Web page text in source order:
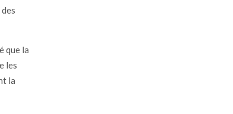
que la
les
la